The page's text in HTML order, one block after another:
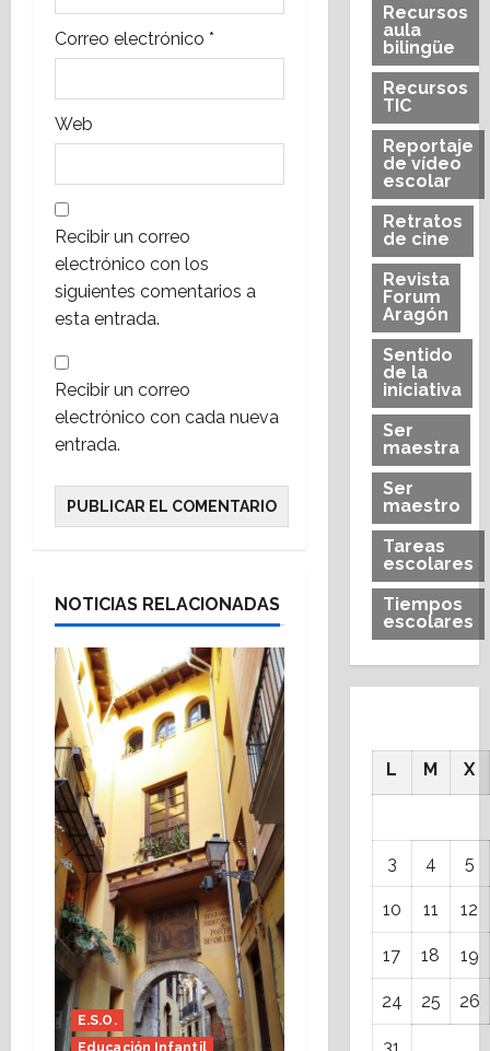
a
s
Correo electrónico *
Web
Recibir un correo
electrónico con los
siguientes comentarios a
esta entrada.
Recibir un correo
electrónico con cada nueva
entrada.
NOTICIAS RELACIONADAS
E.S.O.
Educación Infantil
Recursos
aula
bilingüe
Recursos
TIC
Reportaje
de vídeo
escolar
Retratos
de cine
Revista
Forum
Aragón
Sentido
de la
iniciativa
Ser
maestra
Ser
maestro
Tareas
escolares
Tiempos
escolares
L M X
3 4 5
10 11 12
17 18 19
24 25 26